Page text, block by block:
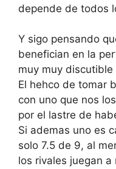
depende de todos
Y sigo pensando
benefician en la
muy muy
El hehco de tomar
con uno que nos
por el lastre de
Si ademas uno es
solo 7.5 de 9, al
los rivales juegan